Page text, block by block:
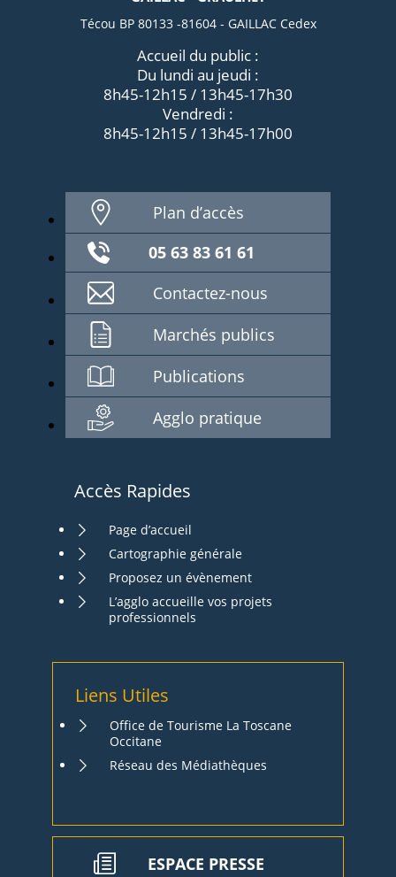
Técou BP 80133 -81604 - GAILLAC Cedex
Accueil du public :
Du lundi au jeudi :
8h45-12h15 / 13h45-17h30
Vendredi :
8h45-12h15 / 13h45-17h00
Plan d’accès
05 63 83 61 61
Contactez-nous
Marchés publics
Publications
Agglo pratique
Accès Rapides
Page d’accueil
Cartographie générale
Proposez un évènement
L’agglo accueille vos projets
professionnels
Liens Utiles
Office de Tourisme La Toscane
Occitane
Réseau des Médiathèques
ESPACE PRESSE